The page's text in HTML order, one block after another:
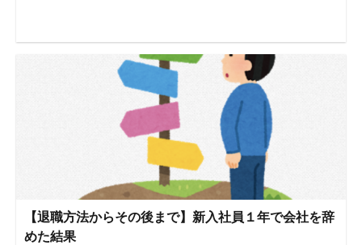
【退職方法からその後まで】新入社員１年で会社を辞
めた結果